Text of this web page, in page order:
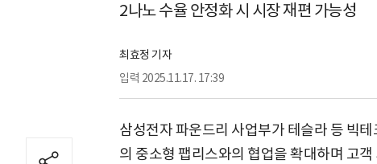
2나노 수율 안정화 시 시장 재편 가능성
최효정 기자
입력 2025.11.17. 17:39
삼성전자 파운드리 사업부가 테슬라 등 빅
의 중소형 팹리스와의 협업을 확대하며 고